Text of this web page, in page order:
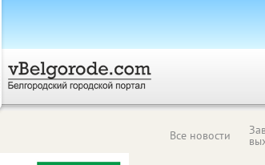
Все новости